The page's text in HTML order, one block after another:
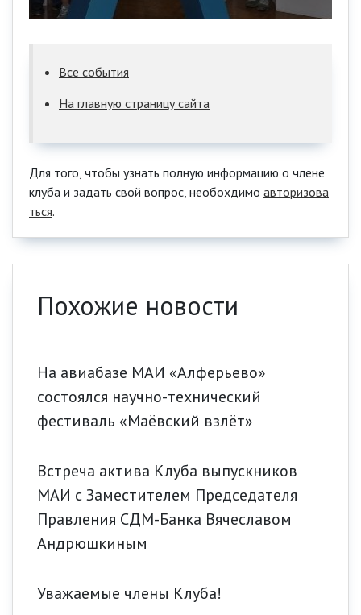
Все события
На главную страницу сайта
Для того, чтобы узнать полную информацию о члене
клуба и задать свой вопрос, необохдимо авторизова
ться.
Похожие новости
На авиабазе МАИ «Алферьево»
состоялся научно-технический
фестиваль «Маёвский взлёт»
Встреча актива Клуба выпускников
МАИ с Заместителем Председателя
Правления СДМ-Банка Вячеславом
Андрюшкиным
Уважаемые члены Клуба!